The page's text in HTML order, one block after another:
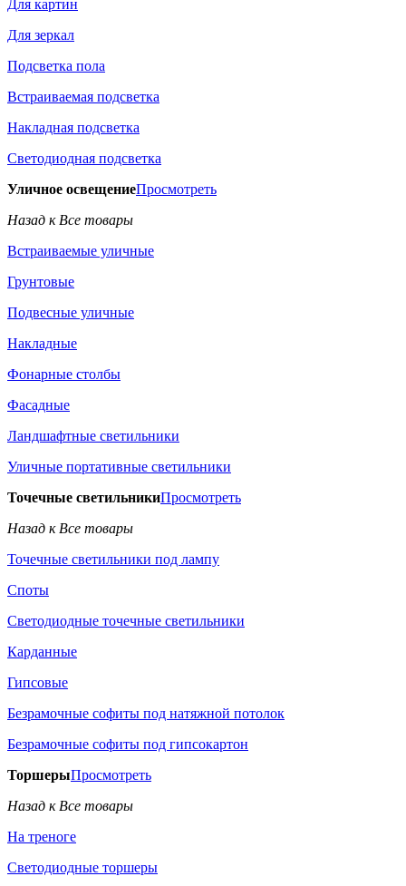
Для картин
Для зеркал
Подсветка пола
Встраиваемая подсветка
Накладная подсветка
Светодиодная подсветка
Уличное освещениеПросмотреть
Назад к Все товары
Встраиваемые уличные
Грунтовые
Подвесные уличные
Накладные
Фонарные столбы
Фасадные
Ландшафтные светильники
Уличные портативные светильники
Точечные светильникиПросмотреть
Назад к Все товары
Точечные светильники под лампу
Споты
Светодиодные точечные светильники
Карданные
Гипсовые
Безрамочные софиты под натяжной потолок
Безрамочные софиты под гипсокартон
ТоршерыПросмотреть
Назад к Все товары
На треноге
Светодиодные торшеры